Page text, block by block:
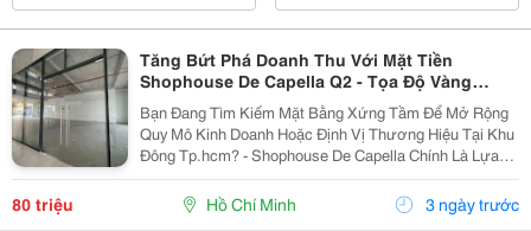
Tăng Bứt Phá Doanh Thu Với Mặt Tiền
Shophouse De Capella Q2 - Tọa Độ Vàng
Đường Lương Định Của
Bạn Đang Tìm Kiếm Mặt Bằng Xứng Tầm Để Mở Rộng
Quy Mô Kinh Doanh Hoặc Định Vị Thương Hiệu Tại Khu
Đông Tp.hcm? - Shophouse De Capella Chính Là Lựa
Chọn Tối Ưu Cho Sự Phát Triển Dài Hạn Của Doanh
Nghiệp! - Vị Trí Đắc Địa: Mặt Tiền Trục Đường Tâm...
80 triệu Hồ Chí Minh 3 ngày trước